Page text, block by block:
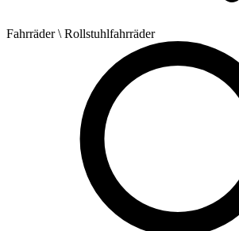
Fahrräder\ Rollstuhlfahrräder